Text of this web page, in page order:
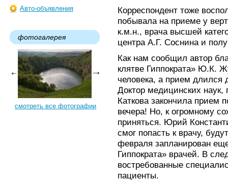
Авто-объявления
фотогалерея
смотреть все фотографии
Корреспондент тоже
побывала на приеме у
к.м.н., врача высшей
центра А.Г. Соснина и
Как нам сообщил автор
клятве Гиппократа» Ю.К.
человека, а прием длился
Доктор медицинских
Каткова закончила прием
вечера! Но, к огромному
приняться. Юрий
смог попасть к врачу,
февраля запланирован
Гиппократа» врачей. В
востребованные
пациенты.